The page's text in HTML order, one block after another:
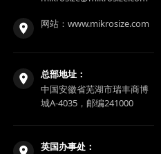
网站： www.mikrosize.com
总部地址：
中国安徽省芜湖市瑞丰商博
城A-4035，邮编241000
英国办事处：